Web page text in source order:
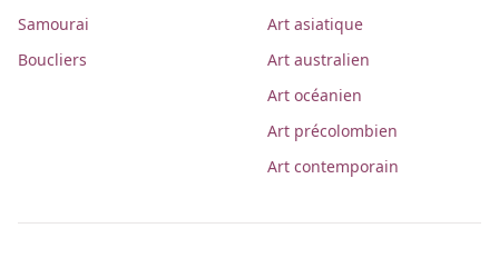
Samourai
Boucliers
Art asiatique
Art australien
Art océanien
Art précolombien
Art contemporain